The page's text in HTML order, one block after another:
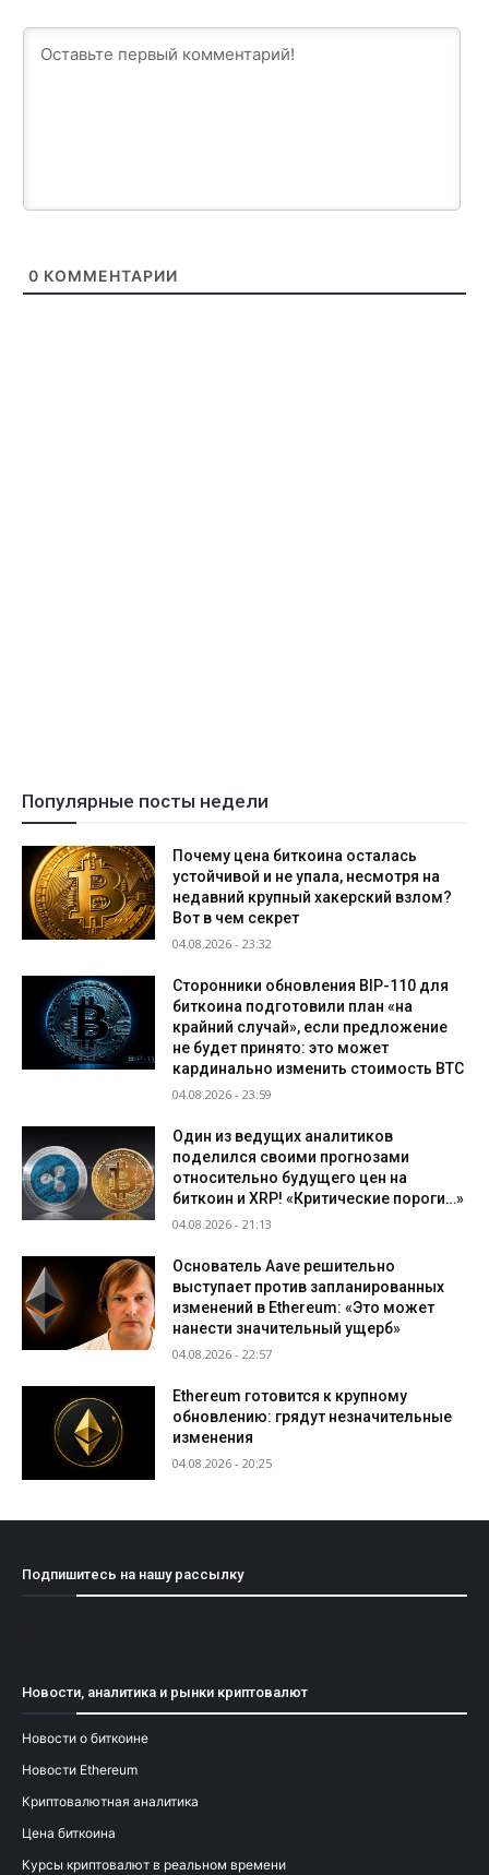
0 КОММЕНТАРИИ
Популярные посты недели
Почему цена биткоина осталась
устойчивой и не упала, несмотря на
недавний крупный хакерский взлом?
Вот в чем секрет
04.08.2026 - 23:32
Сторонники обновления BIP-110 для
биткоина подготовили план «на
крайний случай», если предложение
не будет принято: это может
кардинально изменить стоимость BTC
04.08.2026 - 23:59
Один из ведущих аналитиков
поделился своими прогнозами
относительно будущего цен на
биткоин и XRP! «Критические пороги…»
04.08.2026 - 21:13
Основатель Aave решительно
выступает против запланированных
изменений в Ethereum: «Это может
нанести значительный ущерб»
04.08.2026 - 22:57
Ethereum готовится к крупному
обновлению: грядут незначительные
изменения
04.08.2026 - 20:25
Подпишитесь на нашу рассылку
Новости, аналитика и рынки криптовалют
Новости о биткоине
Новости Ethereum
Криптовалютная аналитика
Цена биткоина
Курсы криптовалют в реальном времени